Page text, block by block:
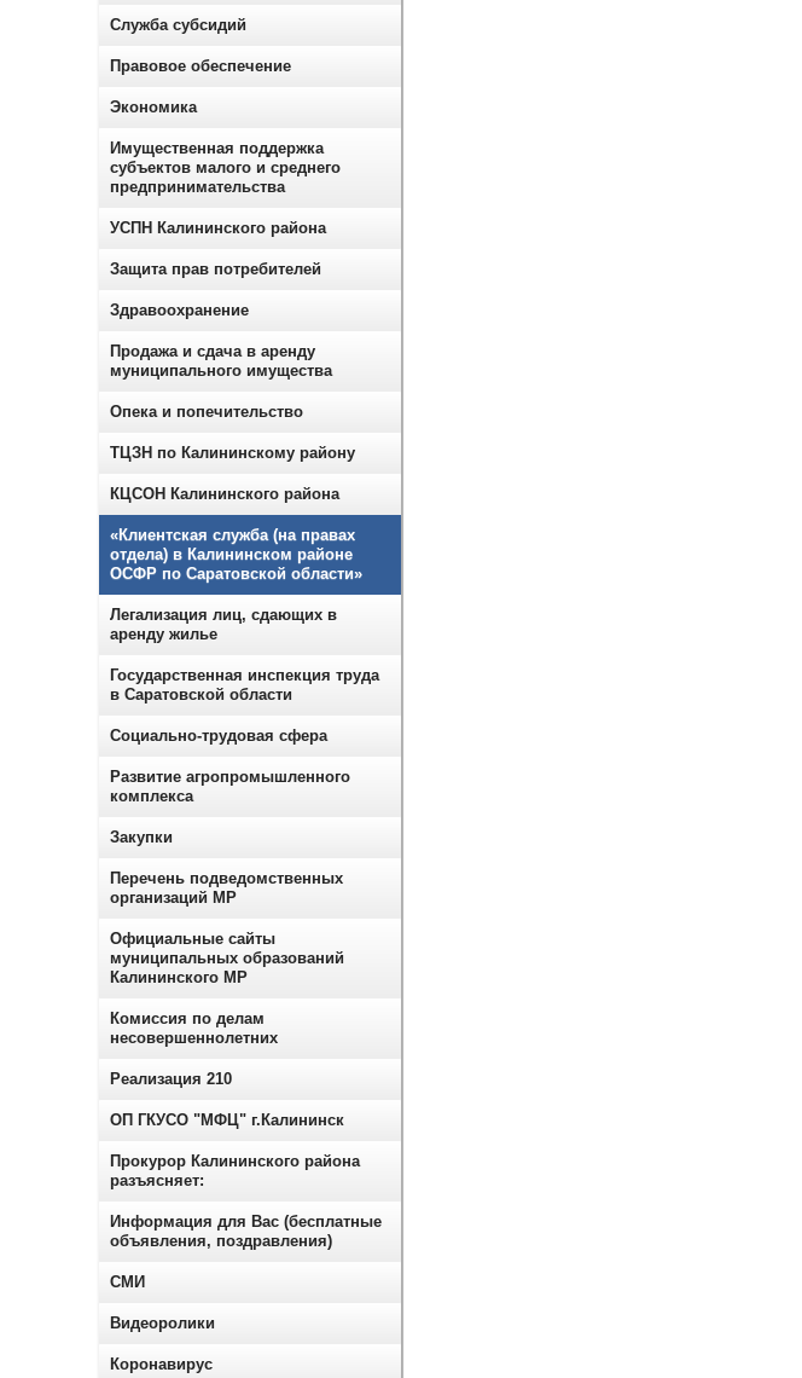
Служба субсидий
Правовое обеспечение
Экономика
Имущественная поддержка
субъектов малого и среднего
предпринимательства
УСПН Калининского района
Защита прав потребителей
Здравоохранение
Продажа и сдача в аренду
муниципального имущества
Опека и попечительство
ТЦЗН по Калининскому району
КЦСОН Калининского района
«Клиентская служба (на правах
отдела) в Калининском районе
ОСФР по Саратовской области»
Легализация лиц, сдающих в
аренду жилье
Государственная инспекция труда
в Саратовской области
Социально-трудовая сфера
Развитие агропромышленного
комплекса
Закупки
Перечень подведомственных
организаций МР
Официальные сайты
муниципальных образований
Калининского МР
Комиссия по делам
несовершеннолетних
Реализация 210
ОП ГКУСО "МФЦ" г.Калининск
Прокурор Калининского района
разъясняет:
Информация для Вас (бесплатные
объявления, поздравления)
СМИ
Видеоролики
Коронавирус